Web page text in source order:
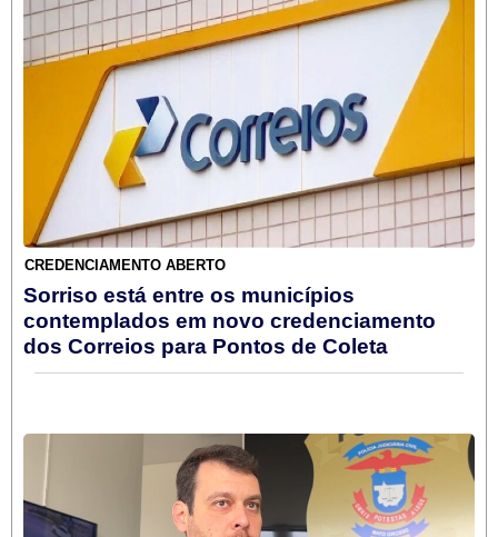
CREDENCIAMENTO ABERTO
Sorriso está entre os municípios
contemplados em novo credenciamento
dos Correios para Pontos de Coleta